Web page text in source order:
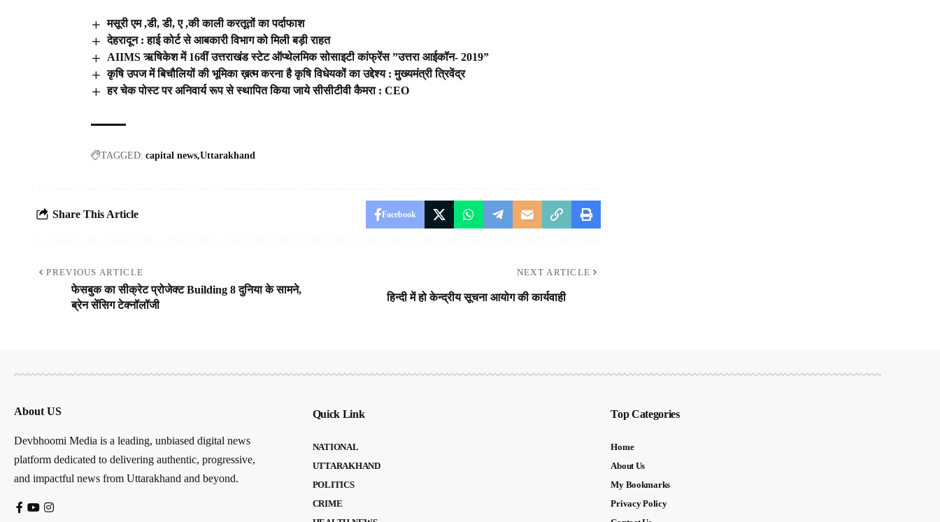
मसूरी एम ,डी, डी, ए ,की काली करतूतों का पर्दाफाश
देहरादून : हाई कोर्ट से आबकारी विभाग को मिली बड़ी राहत
AIIMS ऋषिकेश में 16वीं उत्तराखंड स्टेट ऑप्थेलमिक सोसाइटी कांफ्रेंस ”उत्तरा आईकॉन- 2019”
कृषि उपज में बिचौलियों की भूमिका ख़त्म करना है कृषि विधेयकों का उद्देश्य : मुख्यमंत्री त्रिवेंद्र
हर चेक पोस्ट पर अनिवार्य रूप से स्थापित किया जाये सीसीटीवी कैमरा : CEO
TAGGED: capital news Uttarakhand
Share This Article Facebook
PREVIOUS ARTICLE
फेसबुक का सीक्रेट प्रोजेक्ट Building 8 दुनिया के सामने,
ब्रेन सेंसिग टेक्नॉलॉजी
NEXT ARTICLE
हिन्दी में हो केन्द्रीय सूचना आयोग की कार्यवाही
About US
Devbhoomi Media is a leading, unbiased digital news
platform dedicated to delivering authentic, progressive,
and impactful news from Uttarakhand and beyond.
Quick Link
NATIONAL
UTTARAKHAND
POLITICS
CRIME
Top Categories
Home
About Us
My Bookmarks
Privacy Policy